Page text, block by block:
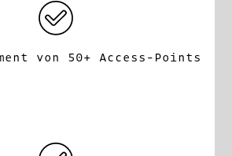
von 50+ Access-Points